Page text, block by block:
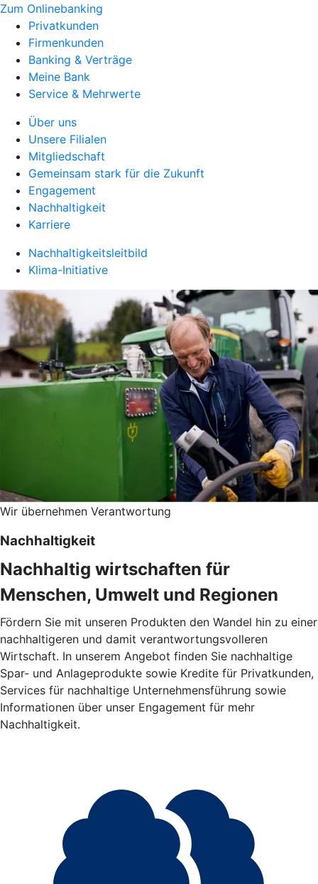
Zum Onlinebanking
Privatkunden
Firmenkunden
Banking & Verträge
Meine Bank
Service & Mehrwerte
Über uns
Unsere Filialen
Mitgliedschaft
Gemeinsam stark für die Zukunft
Engagement
Nachhaltigkeit
Karriere
Nachhaltigkeitsleitbild
Klima-Initiative
Wir übernehmen Verantwortung
Nachhaltigkeit
Nachhaltig wirtschaften für
Menschen, Umwelt und Regionen
Fördern Sie mit unseren Produkten den Wandel hin zu einer
nachhaltigeren und damit verantwortungsvolleren
Wirtschaft. In unserem Angebot finden Sie nachhaltige
Spar- und Anlageprodukte sowie Kredite für Privatkunden,
Services für nachhaltige Unternehmensführung sowie
Informationen über unser Engagement für mehr
Nachhaltigkeit.